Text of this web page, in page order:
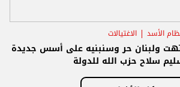
الأسد الاغتيالات
ولبنان حر وسنبنيه على أسس جديدة
سلاح حزب الله للدولة